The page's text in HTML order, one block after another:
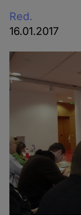
Red.
16.01.2017